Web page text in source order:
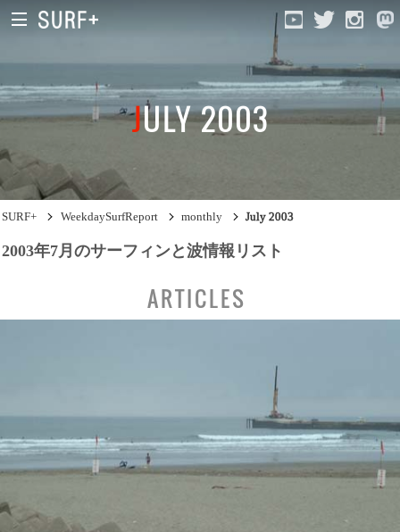
South Ibaraki
North Chiba
South Chiba
Video Logs
JULY 2003
SURF+ WeekdaySurfReport monthly July 2003
2003年7月のサーフィンと波情報リスト
ARTICLES